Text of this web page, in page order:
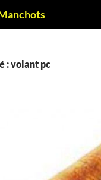
: volant pc